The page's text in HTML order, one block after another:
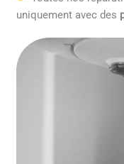
uniquement avec des